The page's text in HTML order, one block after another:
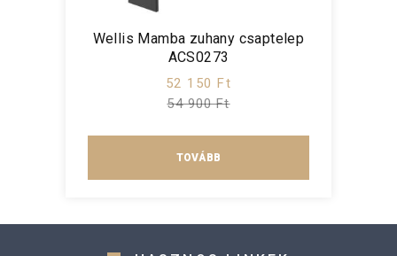
Wellis Mamba zuhany csaptelep
ACS0273
52 150 Ft
54 900 Ft
TOVÁBB